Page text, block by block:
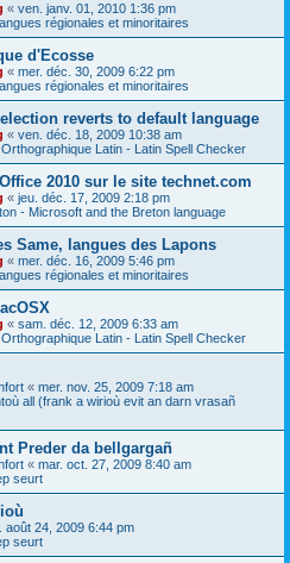
« ven. janv. 01, 2010 1:36 pm
régionales et minoritaires
d'Ecosse
« mer. déc. 30, 2009 6:22 pm
régionales et minoritaires
reverts to default language
« ven. déc. 18, 2009 10:38 am
Latin - Latin Spell Checker
2010 sur le site technet.com
« jeu. déc. 17, 2009 2:18 pm
- Microsoft and the Breton language
Same, langues des Lapons
« mer. déc. 16, 2009 5:46 pm
régionales et minoritaires
« sam. déc. 12, 2009 6:33 am
Latin - Latin Spell Checker
« mer. nov. 25, 2009 7:18 am
all (frank a wirioù evit an darn vrasañ
Preder da bellgargañ
« mar. oct. 27, 2009 8:40 am
seurt
août 24, 2009 6:44 pm
seurt